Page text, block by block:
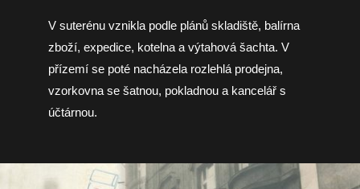
V suterénu vznikla podle plánů skladiště, balírna
zboží, expedice, kotelna a výtahová šachta. V
přízemí se poté nacházela rozlehlá prodejna,
vzorkovna se šatnou, pokladnou a kancelář s
účtárnou.